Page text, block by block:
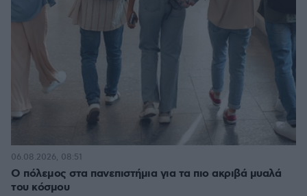
Ο πόλεμος στα πανεπιστήμια για τα πιο ακριβά μυαλά
του κόσμου
06.08.2026, 08:51